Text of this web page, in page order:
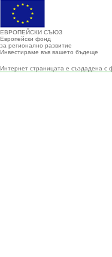
ЕВРОПЕЙСКИ СЪЮЗ
Европейски фонд
за регионално развитие
Инвестираме във вашето бъдеще
Интернет страницата е създадена с